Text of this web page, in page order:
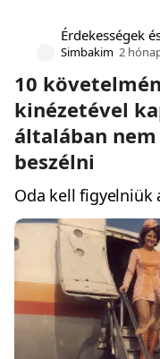
Érdekességek
Simbakim 2
10
kinézetével
általában
beszélni
Oda kell figyelniük